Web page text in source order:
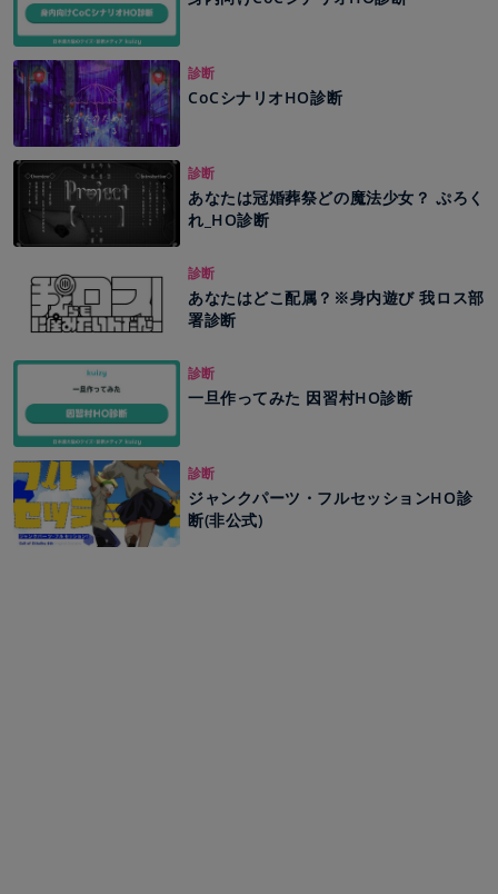
診断
CoCシナリオHO診断
診断
あなたは冠婚葬祭どの魔法少女？ ぷろく
れ_HO診断
診断
あなたはどこ配属？※身内遊び 我ロス部
署診断
診断
一旦作ってみた 因習村HO診断
診断
ジャンクパーツ・フルセッションHO診
断(非公式)